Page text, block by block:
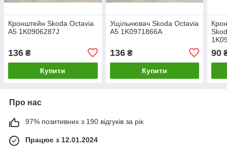
Кронштейн Skoda Octavia
A5 1K0906287J
136 ₴
Купити
Ущільнювач Skoda Octavia
A5 1K0971866A
136₴
Купити
90
Про нас
97% позитивних з 190 відгуків за рік
Працює з 12.01.2024